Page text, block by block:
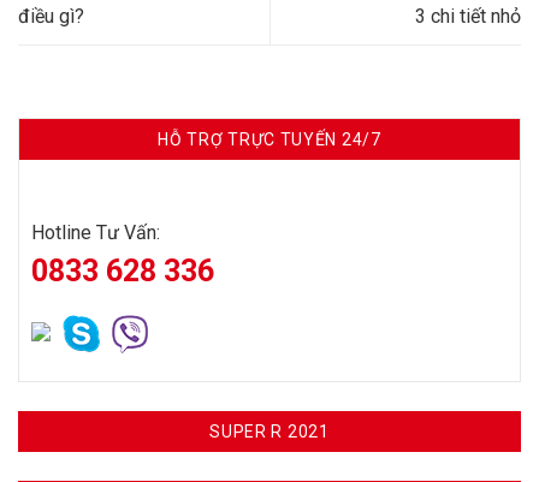
điều gì?
3 chi tiết nhỏ
HỖ TRỢ TRỰC TUYẾN 24/7
Hotline Tư Vấn:
0833 628 336
SUPER R 2021